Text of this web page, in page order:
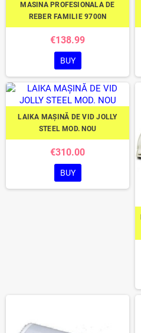
MASINA PROFESIONALA DE
REBER FAMILIE 9700N
€138.99
BUY
LAIKA MAȘINĂ DE VID JOLLY
STEEL MOD. NOU
€310.00
BUY